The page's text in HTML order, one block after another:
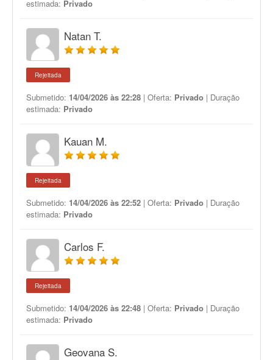
estimada: Privado
Natan T.
Rejeitada
Submetido: 14/04/2026 às 22:28 | Oferta: Privado | Duração
estimada: Privado
Kauan M.
Rejeitada
Submetido: 14/04/2026 às 22:52 | Oferta: Privado | Duração
estimada: Privado
Carlos F.
Rejeitada
Submetido: 14/04/2026 às 22:48 | Oferta: Privado | Duração
estimada: Privado
Geovana S.